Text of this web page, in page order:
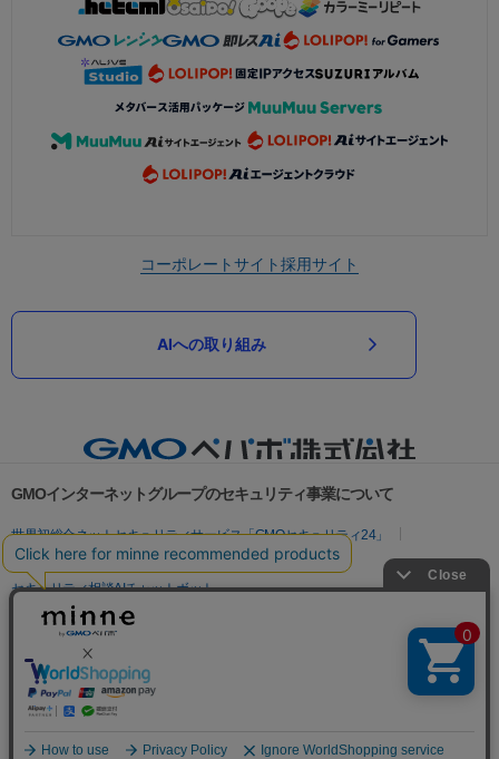
コーポレートサイト採用サイト
AIへの取り組み
GMOインターネットグループのセキュリティ事業について
世界初総合ネットセキュリティサービス「GMOセキュリティ24」
パスワード漏洩診断
Webサイトリスク診断
セキュリティ相談AIチャットボット
実在証明・盗聴対策
サイバー攻撃対策（GMO Flatt Security）
セキュリティ事業の軌跡